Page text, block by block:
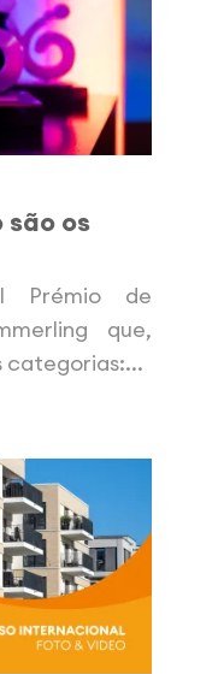
são os
Prémio de
que,
categorias:...